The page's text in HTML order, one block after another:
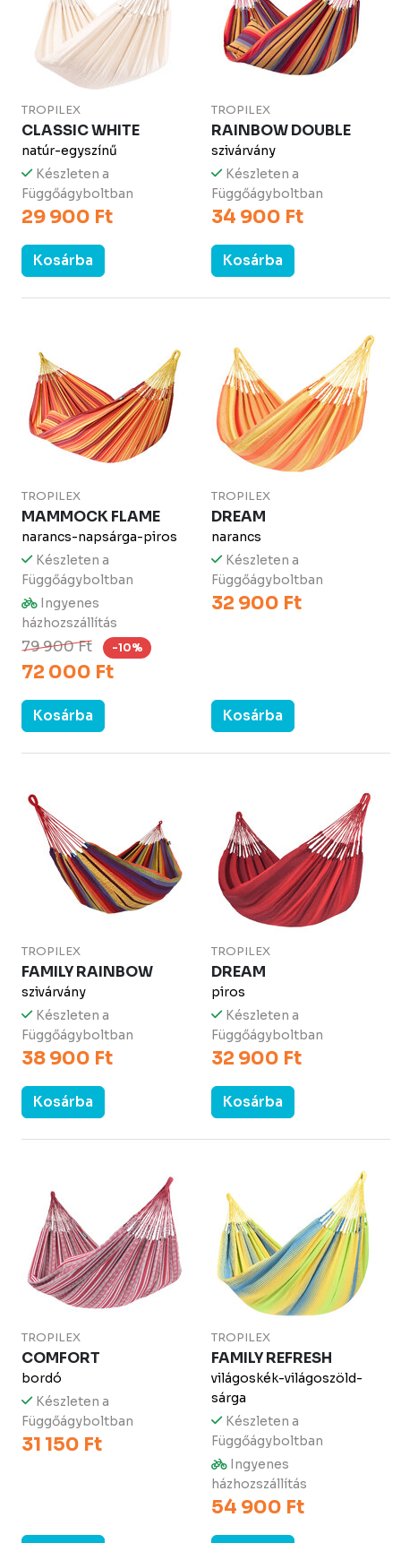
TROPILEX
CLASSIC WHITE
natúr-egyszínű
Készleten a
Függőágyboltban
29 900 Ft
Kosárba
TROPILEX
RAINBOW DOUBLE
szivárvány
Készleten a
Függőágyboltban
34 900 Ft
Kosárba
TROPILEX
MAMMOCK FLAME
narancs-napsárga-piros
Készleten a
Függőágyboltban
Ingyenes
házhozszállítás
79 900 Ft -10%
72 000 Ft
Kosárba
TROPILEX
DREAM
narancs
Készleten a
Függőágyboltban
32 900 Ft
Kosárba
TROPILEX
FAMILY RAINBOW
szivárvány
Készleten a
Függőágyboltban
38 900 Ft
Kosárba
TROPILEX
DREAM
piros
Készleten a
Függőágyboltban
32 900 Ft
Kosárba
TROPILEX
COMFORT
bordó
Készleten a
Függőágyboltban
31 150 Ft
TROPILEX
FAMILY REFRESH
világoskék-világoszöld-
sárga
Készleten a
Függőágyboltban
Ingyenes
házhozszállítás
54 900 Ft